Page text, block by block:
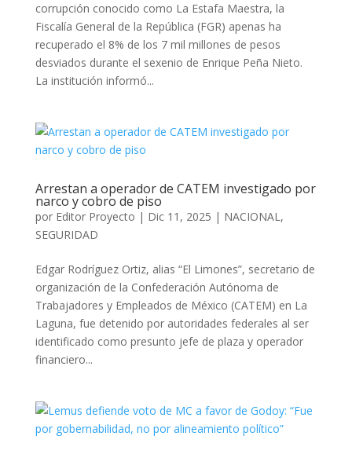
corrupción conocido como La Estafa Maestra, la
Fiscalía General de la República (FGR) apenas ha
recuperado el 8% de los 7 mil millones de pesos
desviados durante el sexenio de Enrique Peña Nieto.
La institución informó...
Arrestan a operador de CATEM investigado por
narco y cobro de piso
por Editor Proyecto | Dic 11, 2025 | NACIONAL,
SEGURIDAD
Edgar Rodríguez Ortiz, alias “El Limones”, secretario de
organización de la Confederación Autónoma de
Trabajadores y Empleados de México (CATEM) en La
Laguna, fue detenido por autoridades federales al ser
identificado como presunto jefe de plaza y operador
financiero...